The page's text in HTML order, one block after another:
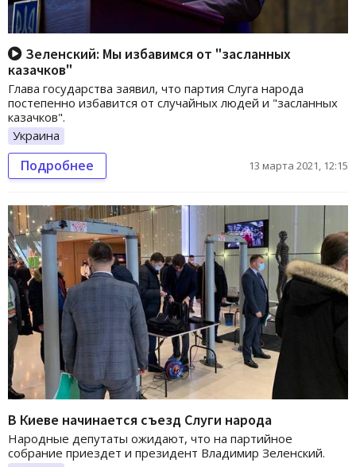
Зеленский: Мы избавимся от "засланных
казачков"
Глава государства заявил, что партия Слуга народа
постепенно избавится от случайных людей и "засланных
казачков".
Украина
Подробнее 13 марта 2021, 12:15
В Киеве начинается съезд Слуги народа
Народные депутаты ожидают, что на партийное
собрание приездет и президент Владимир Зеленский.